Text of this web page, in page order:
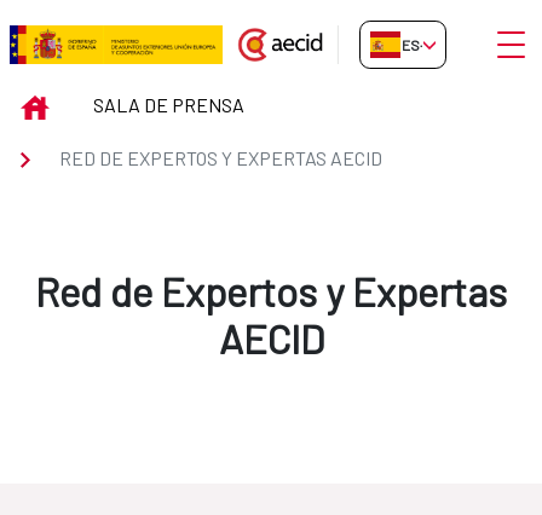
Saltar al contenido principal
Red de Expertos y Expertas
ES-ES Abrir
INICIOSALA DE PRENSA
RED DE EXPERTOS Y EXPERTAS AECID
Red de Expertos y Expertas
AECID